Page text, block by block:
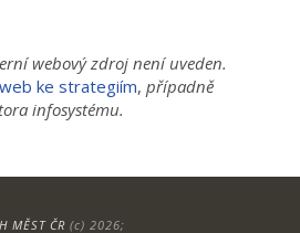
webový zdroj není uveden.
web ke strategiím, případně
infosystému.
MĚST ČR (c) 2026;